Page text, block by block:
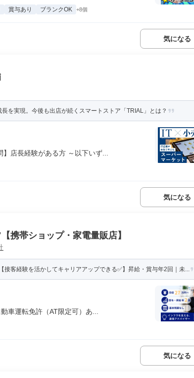
賞与あり ブランクOK +8個
気になる
を実現。今後も出店が続くスマートストア「TRIAL」とは？
店長経験がある方 ～以下いず...
気になる
携帯ショップ・家電量販店】
接客経験を活かしてキャリアアップできる✅】昇給・賞与年2回｜未...
車運転免許（AT限定可）あ...
気になる